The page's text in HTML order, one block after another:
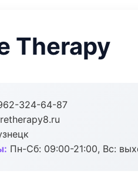
Therapy
324-64-87
Пн-Сб: 09:00-21:00, Вс: